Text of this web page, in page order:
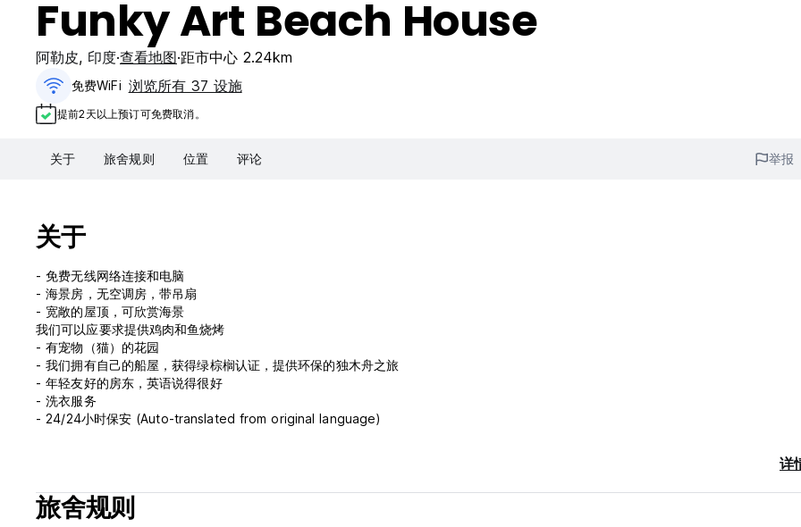
Funky Art Beach House
阿勒皮, 印度 查看地图 距市中心 2.24km
免费WiFi 浏览所有 37 设施
提前2天以上预订可免费取消。
关于 旅舍规则 位置 评论 举报
关于
- 免费无线网络连接和电脑
- 海景房，无空调房，带吊扇
- 宽敞的屋顶，可欣赏海景
我们可以应要求提供鸡肉和鱼烧烤
- 有宠物（猫）的花园
- 我们拥有自己的船屋，获得绿棕榈认证，提供环保的独木舟之旅
- 年轻友好的房东，英语说得很好
- 洗衣服务
- 24/24小时保安 (Auto-translated from original language)
详
旅舍规则